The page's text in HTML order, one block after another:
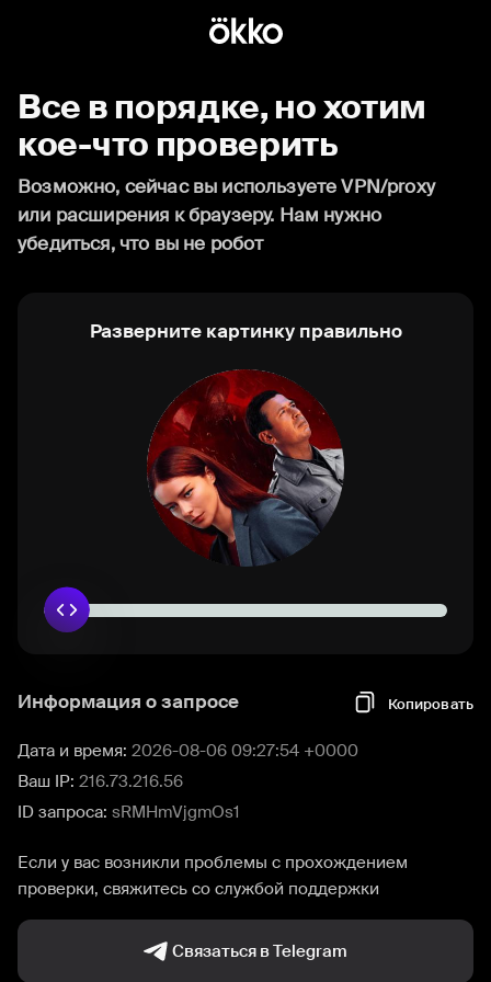
Все в порядке, но хотим
кое-что проверить
Возможно, сейчас вы используете VPN/proxy
или расширения к браузеру. Нам нужно
убедиться, что вы не робот
Разверните картинку правильно
Информация о запросе Копировать
Дата и время: 2026-08-06 09:27:54 +0000
Ваш IP: 216.73.216.56
ID запроса: sRMHmVjgmOs1
Если у вас возникли проблемы с прохождением
проверки, свяжитесь со службой поддержки
Связаться в Telegram